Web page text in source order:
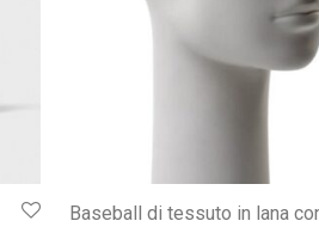
Baseball di tessuto in lana